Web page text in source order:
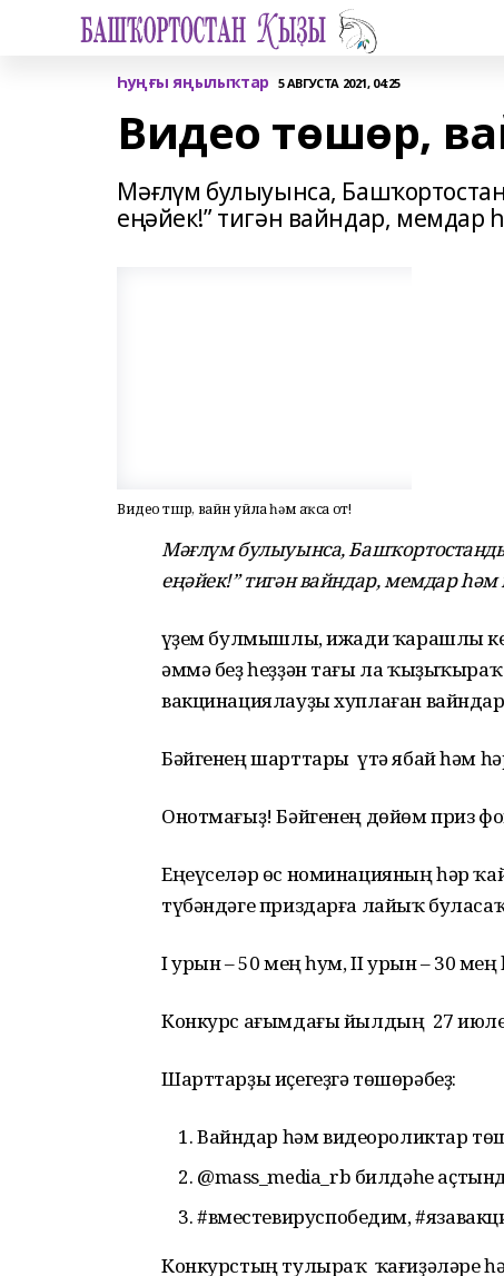
Һуңғы яңылыҡтар 5 АВГУСТА 2021, 04:25
Видео төшөр,
Мәғлүм булыуынса,
еңәйек!” тигән вайндар, мемдар
Видео төшөр, вайн уйла һәм аҡса от!
Мәғлүм булыуынса,
еңәйек!” тигән вайндар, мемдар
Әүҙем булмышлы, ижади ҡарашлы
әммә беҙ һеҙҙән тағы ла
вакцинациялауҙы хуплаған
Бәйгенең шарттары үтә ябай һәм
Онотмағыҙ! Бәйгенең дөйөм приз
Еңеүселәр өс номинацияның һәр
түбәндәге приздарға лайыҡ
I урын – 50 мең һум, II урын – 30
Конкурс ағымдағы йылдың 27
Шарттарҙы иҫегеҙгә төшөрәбеҙ:
Вайндар һәм видеороликтар
@mass_media_rb билдәһе
#вместевируспобедим,
Конкурстың тулыраҡ ҡағиҙәләре